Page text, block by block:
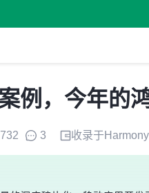
例，今年的
3 收录于